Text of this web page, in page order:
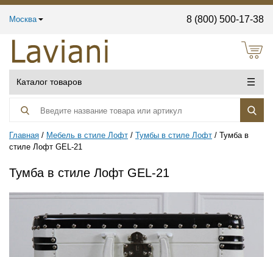
Москва 8 (800) 500-17-38
Каталог товаров
Главная Мебель в стиле Лофт Тумбы в стиле Лофт
Тумба в
стиле Лофт GEL-21
Тумба в стиле Лофт GEL-21